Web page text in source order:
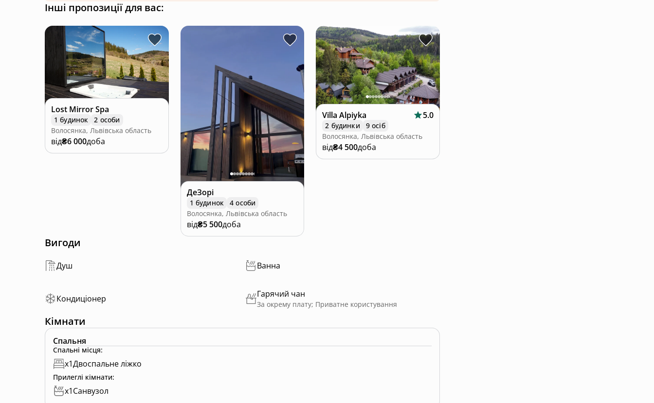
Інші пропозиції для вас:
Lost Mirror Spa
1 будинок
2 особи
Волосянка, Львівська область
від₴6 000доба
ДеЗорі
1 будинок
4 особи
Волосянка, Львівська область
від₴5 500доба
Villa Alpiyka 5.0
2 будинки
9 осіб
Волосянка, Львівська область
від₴4 500доба
Вигоди
Душ Ванна
Кондиціонер Гарячий чан
За окрему плату; Приватне користування
Кімнати
Спальня
Спальні місця:
x1Двоспальне ліжко
Прилеглі кімнати:
x1Санвузол